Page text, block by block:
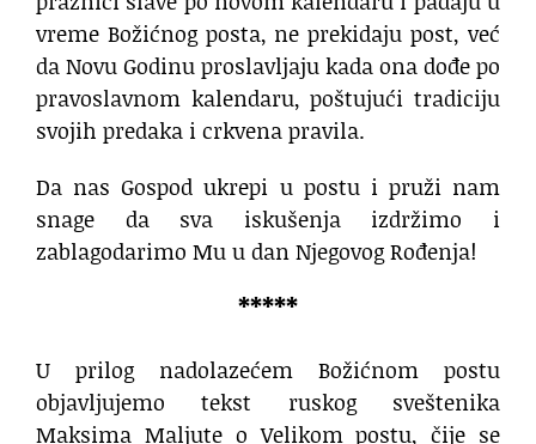
vreme Božićnog posta, ne prekidaju post, već
da Novu Godinu proslavljaju kada ona dođe po
pravoslavnom kalendaru, poštujući tradiciju
svojih predaka i crkvena pravila.
Da nas Gospod ukrepi u postu i pruži nam
snage da sva iskušenja izdržimo i
zablagodarimo Mu u dan Njegovog Rođenja!
*****
U prilog nadolazećem Božićnom postu
objavljujemo tekst ruskog sveštenika
Maksima Maljute o Velikom postu, čije se